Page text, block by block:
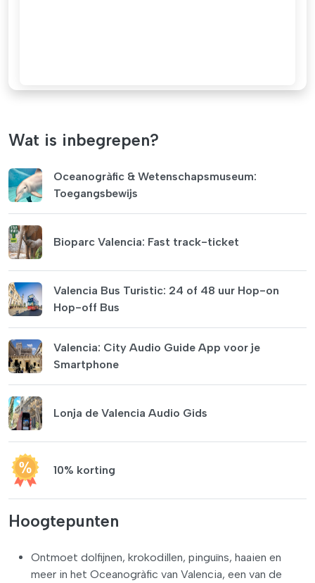
Wat is inbegrepen?
Oceanogràfic & Wetenschapsmuseum:
Toegangsbewijs
Bioparc Valencia: Fast track-ticket
Valencia Bus Turistic: 24 of 48 uur Hop-on
Hop-off Bus
Valencia: City Audio Guide App voor je
Smartphone
Lonja de Valencia Audio Gids
10% korting
Hoogtepunten
Ontmoet dolfijnen, krokodillen, pinguïns, haaien en
meer in het Oceanogràfic van Valencia, een van de